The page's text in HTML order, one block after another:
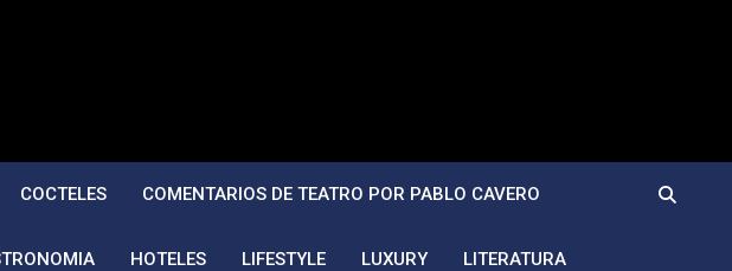
COCTELES COMENTARIOS DE TEATRO POR PABLO CAVERO
HOTELES LIFESTYLE LUXURY LITERATURA